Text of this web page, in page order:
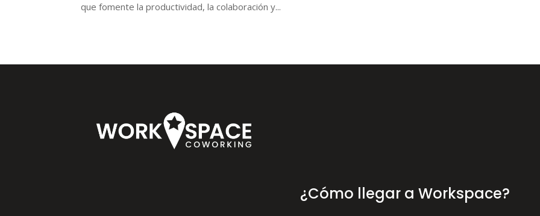
que fomente la productividad, la colaboración y...
¿Cómo llegar a Workspace?